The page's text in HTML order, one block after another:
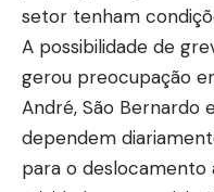
setor tenham
A possibilidade de
gerou preocupação
André, São Bernardo
dependem
para o deslocamento